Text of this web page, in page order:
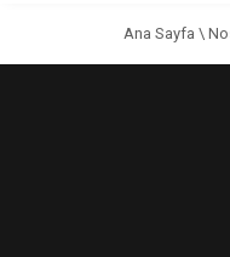
Ana Sayfa \